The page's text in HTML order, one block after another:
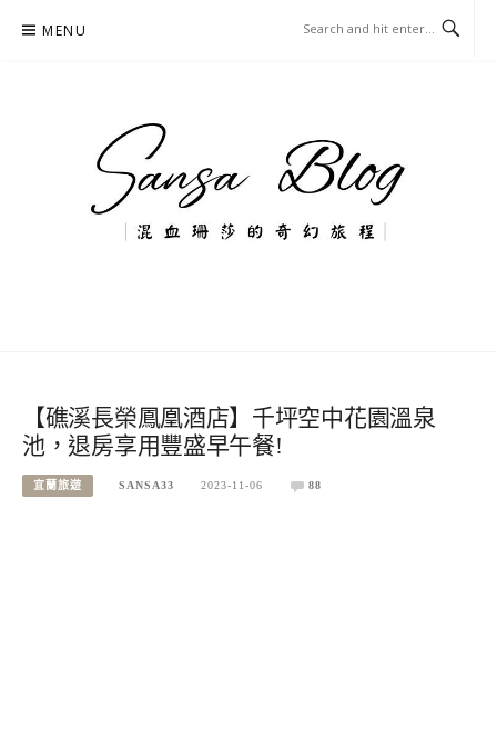
MENU
【礁溪長榮鳳凰酒店】千坪空中花園溫泉
池，退房享用豐盛早午餐!
宜蘭旅遊 SANSA33 2023-11-06 88